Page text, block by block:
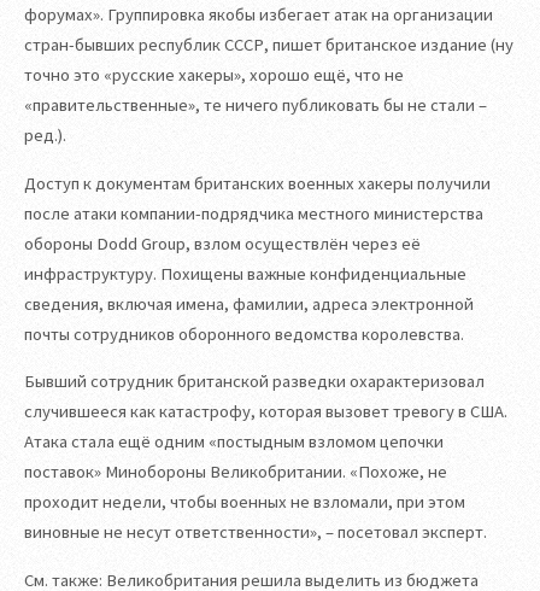
форумах». Группировка якобы избегает атак на организации
стран-бывших республик СССР, пишет британское издание (ну
точно это «русские хакеры», хорошо ещё, что не
«правительственные», те ничего публиковать бы не стали –
ред.).
Доступ к документам британских военных хакеры получили
после атаки компании-подрядчика местного министерства
обороны Dodd Group, взлом осуществлён через её
инфраструктуру. Похищены важные конфиденциальные
сведения, включая имена, фамилии, адреса электронной
почты сотрудников оборонного ведомства королевства.
Бывший сотрудник британской разведки охарактеризовал
случившееся как катастрофу, которая вызовет тревогу в США.
Атака стала ещё одним «постыдным взломом цепочки
поставок» Минобороны Великобритании. «Похоже, не
проходит недели, чтобы военных не взломали, при этом
виновные не несут ответственности», – посетовал эксперт.
См. также: Великобритания решила выделить из бюджета